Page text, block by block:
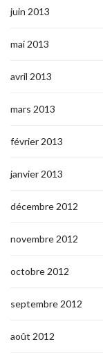
juin 2013
mai 2013
avril 2013
mars 2013
février 2013
janvier 2013
décembre 2012
novembre 2012
octobre 2012
septembre 2012
août 2012